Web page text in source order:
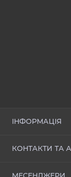
ІНФОРМАЦІЯ
Доставка і
КОНТАКТИ ТА